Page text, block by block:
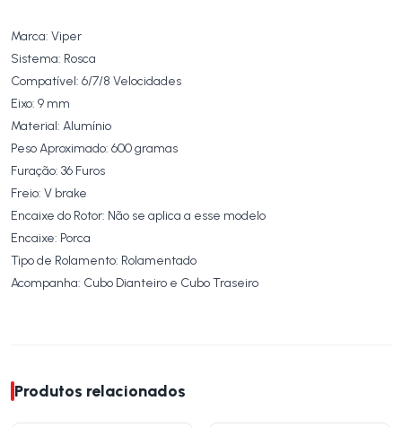
Marca: Viper
Sistema: Rosca
Compatível: 6/7/8 Velocidades
Eixo: 9 mm
Material: Alumínio
Peso Aproximado: 600 gramas
Furação: 36 Furos
Freio: V brake
Encaixe do Rotor: Não se aplica a esse modelo
Encaixe: Porca
Tipo de Rolamento: Rolamentado
Acompanha: Cubo Dianteiro e Cubo Traseiro
Produtos relacionados